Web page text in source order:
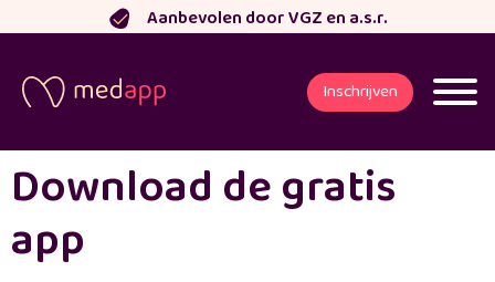
naar
inhoud
Aanbevolen door VGZ en a.s.r.
Inschrijven
Download de gratis
app